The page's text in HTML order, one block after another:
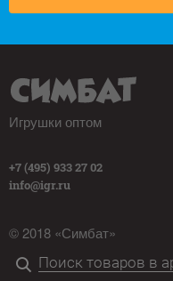
Игрушки оптом
+7 (495) 933 27 02
info@igr.ru
© 2018 «Симбат»